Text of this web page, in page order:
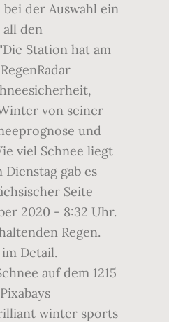
der Auswahl ein
den
Station hat am
von seiner
und
viel Schnee liegt
gab es
Seite
2020 - 8:32 Uhr.
Regen.
Detail.
auf dem 1215
winter sports